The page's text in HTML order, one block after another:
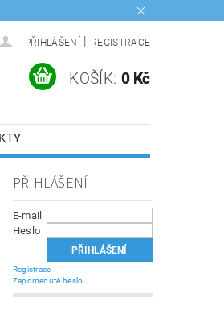
PŘIHLÁŠENÍ REGISTRACE
KOŠÍK: 0 Kč
PŘIHLÁŠENÍ
E-mail
Heslo
Registrace
Zapomenuté heslo